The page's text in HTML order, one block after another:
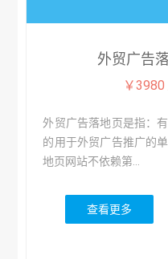
外贸广告
￥
外贸广告落地页是指：
的用于外贸广告推广的
地页网站不依赖第...
查看更多